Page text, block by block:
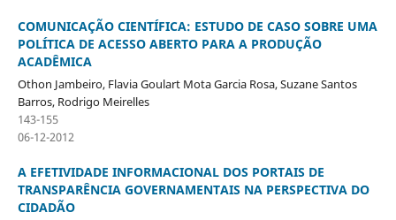
COMUNICAÇÃO CIENTÍFICA: ESTUDO DE CASO SOBRE UMA
POLÍTICA DE ACESSO ABERTO PARA A PRODUÇÃO
ACADÊMICA
Othon Jambeiro, Flavia Goulart Mota Garcia Rosa, Suzane Santos
Barros, Rodrigo Meirelles
143-155
06-12-2012
A EFETIVIDADE INFORMACIONAL DOS PORTAIS DE
TRANSPARÊNCIA GOVERNAMENTAIS NA PERSPECTIVA DO
CIDADÃO